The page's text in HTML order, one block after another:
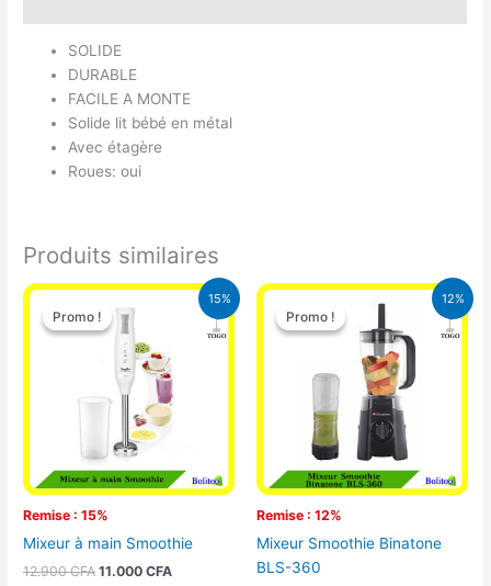
SOLIDE
DURABLE
FACILE A MONTE
Solide lit bébé en métal
Avec étagère
Roues: oui
Produits similaires
15%
Promo !
Remise : 15%
Promo !
Mixeur à main Smoothie
12.900CFA
Le
prix
initial
était :
12.900 CFA.
11.000CFA
Le
12%
Promo !
Remise : 12%
Promo !
Mixeur Smoothie Binatone
BLS-360
Le
prix
initial
était :
25.000 CFA.
Le
prix
actuel
est :